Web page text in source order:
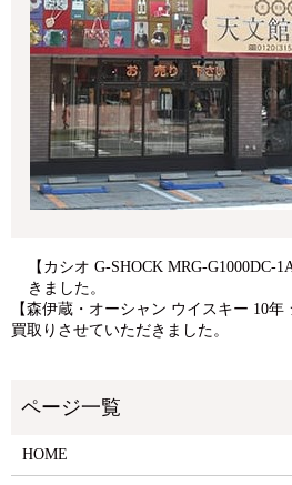
【カシオ G-SHOCK MRG-G1000DC-
きました。
【森伊蔵・オーシャン ウイスキー 10
買取りさせていただきました。
HOME